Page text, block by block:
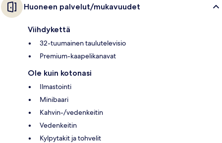
Huoneen palvelut/mukavuudet
Viihdykettä
32-tuumainen taulutelevisio
Premium-kaapelikanavat
Ole kuin kotonasi
Ilmastointi
Minibaari
Kahvin-/vedenkeitin
Vedenkeitin
Kylpytakit ja tohvelit